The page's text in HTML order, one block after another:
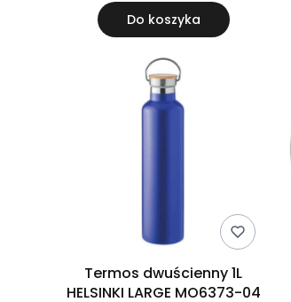
Do koszyka
Termos dwuścienny 1L
HELSINKI LARGE MO6373-04